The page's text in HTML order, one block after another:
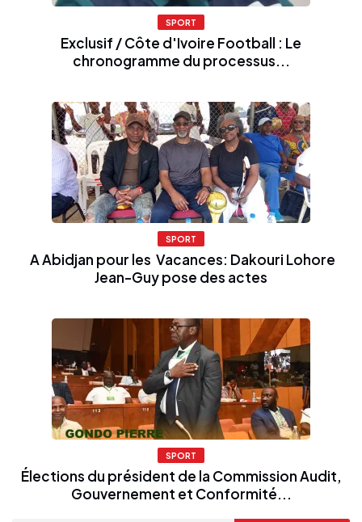
SPORT
Exclusif / Côte d'Ivoire Football : Le
chronogramme du processus...
SPORT
A Abidjan pour les Vacances: Dakouri Lohore
Jean-Guy pose des actes
SPORT
Élections du président de la Commission Audit,
Gouvernement et Conformité...